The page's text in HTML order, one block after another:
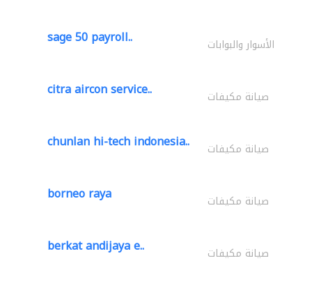
sage 50 payroll.. الأسوار والبوابات
citra aircon service.. صيانة مكيفات
chunlan hi-tech indonesia.. صيانة مكيفات
borneo raya صيانة مكيفات
berkat andijaya e.. صيانة مكيفات